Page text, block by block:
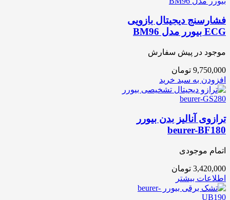
فشارسنج دیجیتال بازويی
ECG بیورر مدل BM96
موجود در پیش سفارش
9,750,000 تومان
افزودن به سبد خرید
ترازوی آنالیز بدن بیورر
beurer-BF180
اتمام موجودی
3,420,000 تومان
اطلاعات بیشتر